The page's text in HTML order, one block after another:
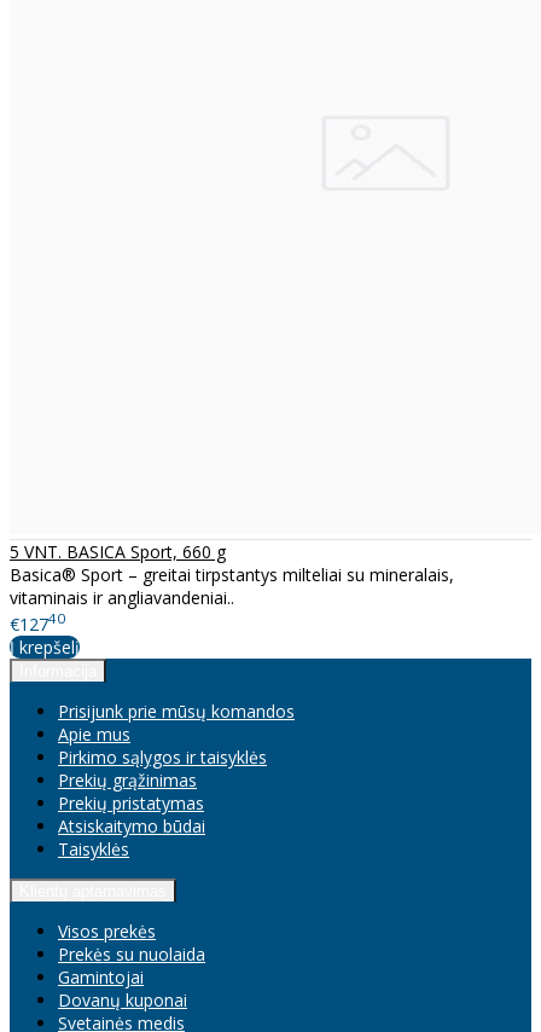
5 VNT. BASICA Sport, 660 g
Basica® Sport – greitai tirpstantys milteliai su mineralais,
vitaminais ir angliavandeniai..
€12740
Į krepšelį
Prisijunk prie mūsų komandos
Apie mus
Pirkimo sąlygos ir taisyklės
Prekių grąžinimas
Prekių pristatymas
Atsiskaitymo būdai
Taisyklės
Visos prekės
Prekės su nuolaida
Gamintojai
Dovanų kuponai
Svetainės medis